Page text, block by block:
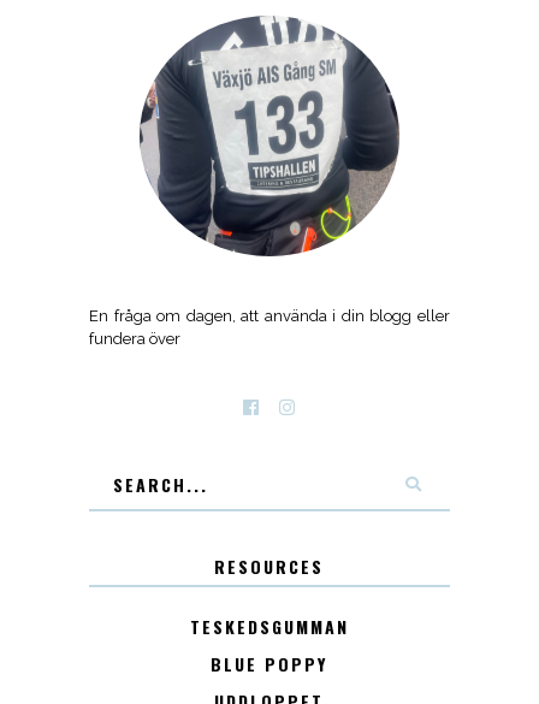
En fråga om dagen, att använda i din blogg eller
fundera över
RESOURCES
TESKEDSGUMMAN
BLUE POPPY